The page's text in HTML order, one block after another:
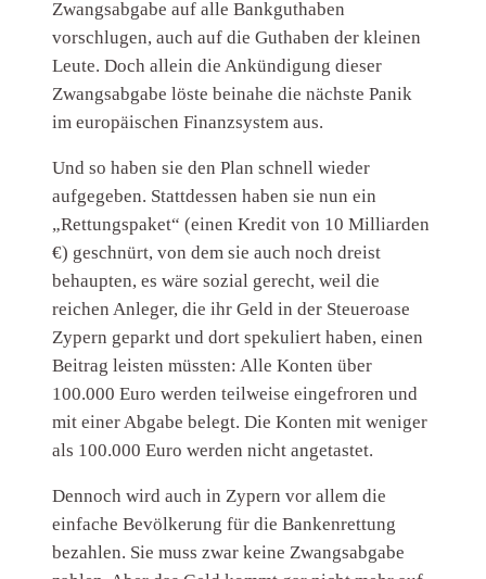
Zwangsabgabe auf alle Bankguthaben
vorschlugen, auch auf die Guthaben der kleinen
Leute. Doch allein die Ankündigung dieser
Zwangsabgabe löste beinahe die nächste Panik
im europäischen Finanzsystem aus.
Und so haben sie den Plan schnell wieder
aufgegeben. Stattdessen haben sie nun ein
„Rettungspaket“ (einen Kredit von 10 Milliarden
€) geschnürt, von dem sie auch noch dreist
behaupten, es wäre sozial gerecht, weil die
reichen Anleger, die ihr Geld in der Steueroase
Zypern geparkt und dort spekuliert haben, einen
Beitrag leisten müssten: Alle Konten über
100.000 Euro werden teilweise eingefroren und
mit einer Abgabe belegt. Die Konten mit weniger
als 100.000 Euro werden nicht angetastet.
Dennoch wird auch in Zypern vor allem die
einfache Bevölkerung für die Bankenrettung
bezahlen. Sie muss zwar keine Zwangsabgabe